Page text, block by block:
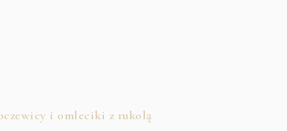
i omleciki z rukolą